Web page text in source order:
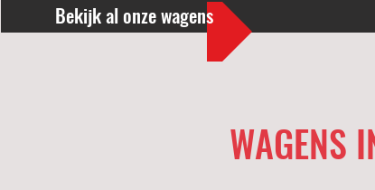
Bekijk al onze wagens
WAGENS